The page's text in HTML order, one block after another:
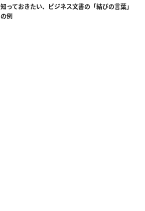
知っておきたい、ビジネス文書の「結びの言葉」
の例